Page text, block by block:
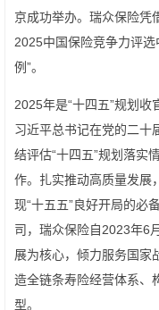
京成功举办。瑞众保险凭
2025中国保险竞争力评
例”。
2025年是“十四五”规划收
习近平总书记在党的二十
结评估“十四五”规划落实
作。扎实推动高质量发展
现“十五五”良好开局的必
司，瑞众保险自2023年6
展为核心，倾力服务国家
造全链条寿险经营体系、
型。